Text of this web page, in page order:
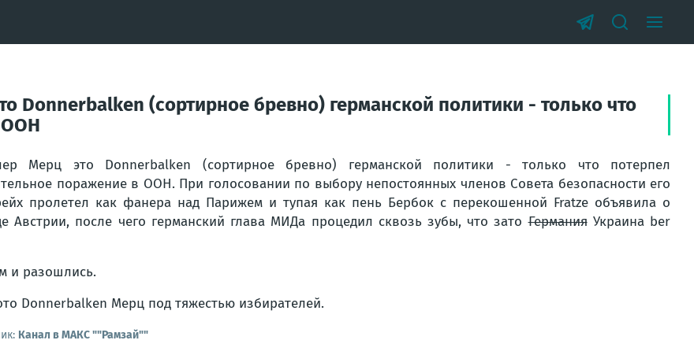
Donnerbalken (сортирное бревно) германской политики - только что
ООН
Мерц это Donnerbalken (сортирное бревно) германской политики - только что потерпел
поражение в ООН. При голосовании по выбору непостоянных членов Совета безопасности его
пролетел как фанера над Парижем и тупая как пень Бербок с перекошенной Fratze объявила о
Австрии, после чего германский глава МИДа процедил сквозь зубы, что затоГерманияУкраина ber
и разошлись.
Donnerbalken Мерц под тяжестью избирателей.
Канал в МАКС ""Рамзай""